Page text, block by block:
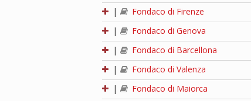
|
Fondaco di Firenze
|
Fondaco di Genova
|
Fondaco di Barcellona
|
Fondaco di Valenza
|
Fondaco di Maiorca